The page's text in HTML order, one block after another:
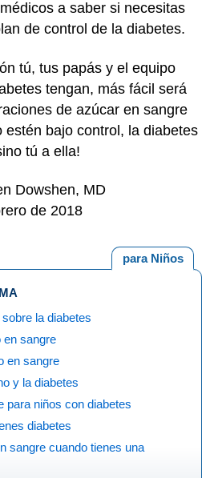
a saber si necesitas
de control de la diabetes.
tú, tus papás y el equipo
tengan, más fácil será
de azúcar en sangre
estén bajo control, la diabetes
tú a ella!
Dowshen, MD
de 2018
para Niños
la diabetes
en sangre
en sangre
y la diabetes
para niños con diabetes
diabetes
sangre cuando tienes una